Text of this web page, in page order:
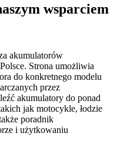
wsparciem
akumulatorów
Strona umożliwia
do konkretnego modelu
przez
akumulatory do ponad
jak motocykle, łodzie
poradnik
i użytkowaniu